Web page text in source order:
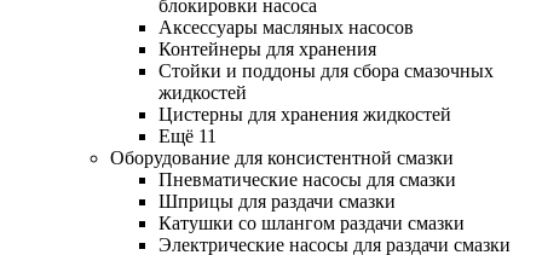
блокировки насоса
Аксессуары масляных насосов
Контейнеры для хранения
Стойки и поддоны для сбора смазочных
жидкостей
Цистерны для хранения жидкостей
Ещё 11
Оборудование для консистентной смазки
Пневматические насосы для смазки
Шприцы для раздачи смазки
Катушки со шлангом раздачи смазки
Электрические насосы для раздачи смазки